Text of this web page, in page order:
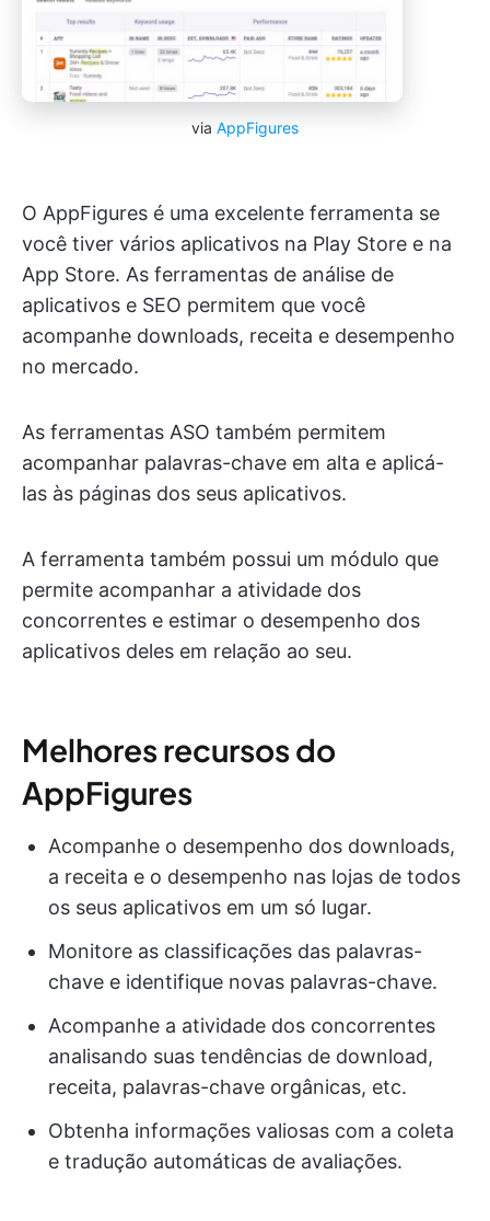
via AppFigures
O AppFigures é uma excelente ferramenta se
você tiver vários aplicativos na Play Store e na
App Store. As ferramentas de análise de
aplicativos e SEO permitem que você
acompanhe downloads, receita e desempenho
no mercado.
As ferramentas ASO também permitem
acompanhar palavras-chave em alta e aplicá-
las às páginas dos seus aplicativos.
A ferramenta também possui um módulo que
permite acompanhar a atividade dos
concorrentes e estimar o desempenho dos
aplicativos deles em relação ao seu.
Melhores recursos do
AppFigures
Acompanhe o desempenho dos downloads,
a receita e o desempenho nas lojas de todos
os seus aplicativos em um só lugar.
Monitore as classificações das palavras-
chave e identifique novas palavras-chave.
Acompanhe a atividade dos concorrentes
analisando suas tendências de download,
receita, palavras-chave orgânicas, etc.
Obtenha informações valiosas com a coleta
e tradução automáticas de avaliações.